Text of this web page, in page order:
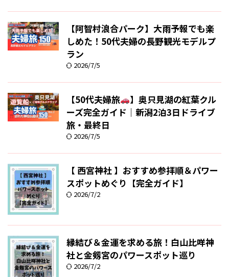
【阿智村浪合パーク】大雨予報でも楽
しめた！50代夫婦の長野観光モデルプ
ラン
2026/7/5
【50代夫婦旅
】奥只見湖の紅葉クル
ーズ完全ガイド｜新潟2泊3日ドライブ
旅・最終日
2026/7/5
【 西宮神社 】おすすめ参拝順＆パワー
スポットめぐり【完全ガイド】
2026/7/2
縁結び＆金運を求める旅！白山比咩神
社と金剱宮のパワースポット巡り
2026/7/2